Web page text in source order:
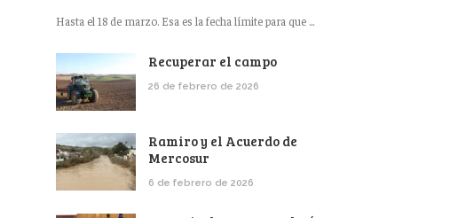
Hasta el 18 de marzo. Esa es la fecha límite para que ...
Recuperar el campo
26 de febrero de 2026
Ramiro y el Acuerdo de
Mercosur
6 de febrero de 2026